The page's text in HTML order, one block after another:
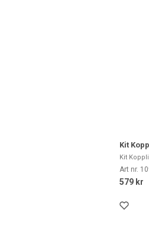
Kit
Kit
Art nr.
579 kr